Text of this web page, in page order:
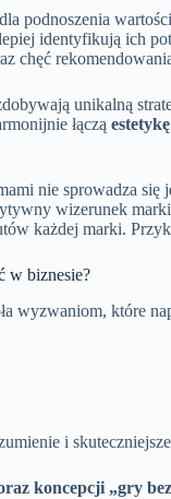
podnoszenia
identyfikują ich
chęć
unikalną
łączą estetykę
nie sprowadza
wizerunek
każdej marki.
w biznesie?
wyzwaniom, które
i
koncepcji „gry